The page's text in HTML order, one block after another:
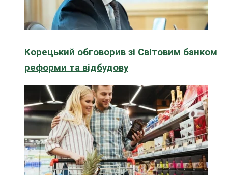
Корецький обговорив зі Світовим банком
реформи та відбудову